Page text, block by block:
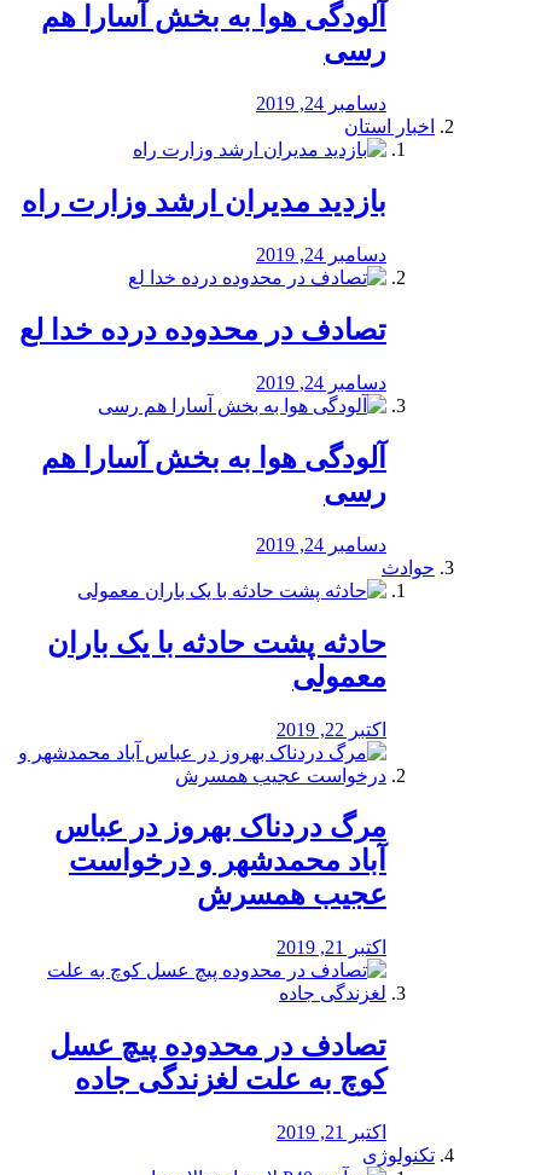
آلودگی هوا به بخش آسارا هم
رسی
دسامبر 24, 2019
اخبار استان
بازدید مدیران ارشد وزارت راه
دسامبر 24, 2019
تصادف در محدوده درده خدا لع
دسامبر 24, 2019
آلودگی هوا به بخش آسارا هم
رسی
دسامبر 24, 2019
حوادث
️حادثه پشت حادثه با یک باران
معمولی
اکتبر 22, 2019
مرگ دردناک بهروز در عباس
آباد محمدشهر و درخواست
عجیب همسرش
اکتبر 21, 2019
تصادف در محدوده پیچ عسل
کوچ به علت لغزندگی جاده
اکتبر 21, 2019
تکنولوژی